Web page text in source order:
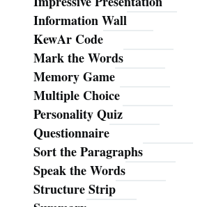
Information Wall
KewAr Code
Mark the Words
Memory Game
Multiple Choice
Personality Quiz
Questionnaire
Sort the Paragraphs
Speak the Words
Structure Strip